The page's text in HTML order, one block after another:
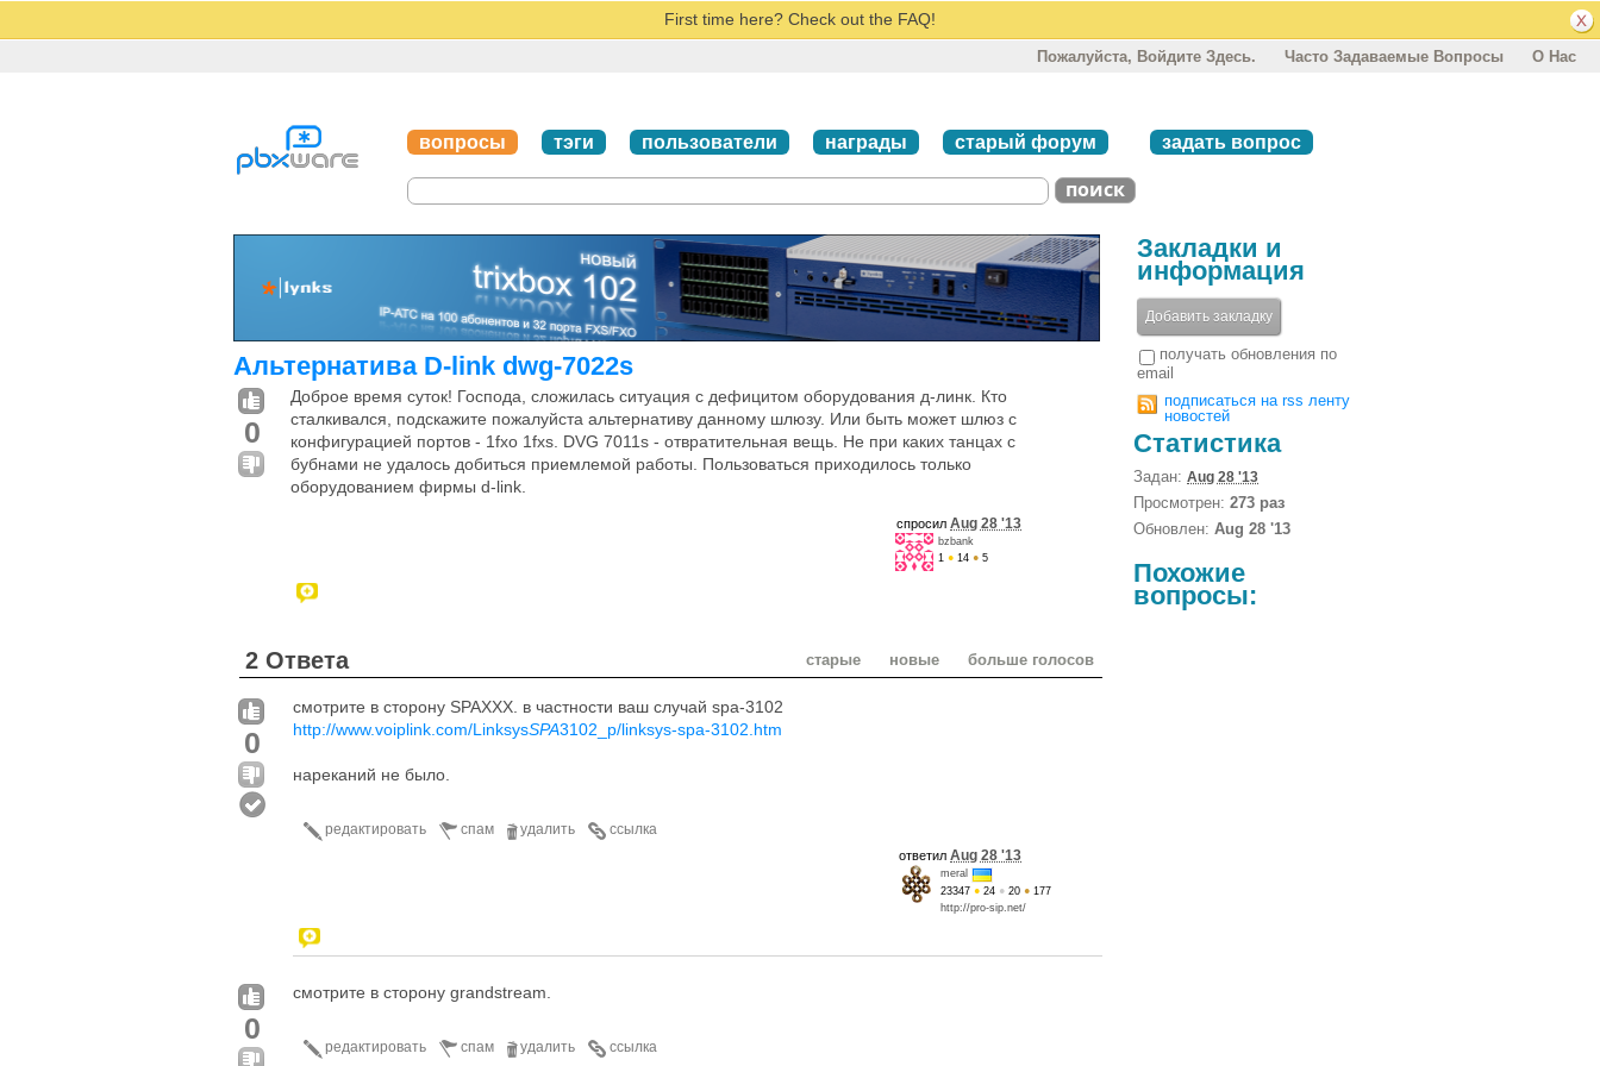
First time here? Check out the FAQ!
Пожалуйста, Войдите Здесь. Часто Задаваемые Вопросы О Нас
вопросы тэги пользователи награды старый форум задать вопрос
Альтернатива D-link dwg-7022s
0
Доброе время суток! Господа, сложилась ситуация с дефицитом оборудования д-линк. Кто
сталкивался, подскажите пожалуйста альтернативу данному шлюзу. Или быть может шлюз с
конфигурацией портов - 1fxo 1fxs. DVG 7011s - отвратительная вещь. Не при каких танцах с
бубнами не удалось добиться приемлемой работы. Пользоваться приходилось только
оборудованием фирмы d-link.
спросил Aug 28 '13
bzbank
1 ● 14 ● 5
2 Ответа старые новые больше голосов
0
смотрите в сторону SPAXXX. в частности ваш случай spa-3102
http://www.voiplink.com/LinksysSPA3102_p/linksys-spa-3102.htm
нареканий не было.
ссылка
удалить
спам
редактировать
ответил Aug 28 '13
meral
23347 ● 24 ● 20 ● 177
http://pro-sip.net/
0
смотрите в сторону grandstream.
ссылка
удалить
спам
редактировать
Закладки и
информация
Добавить закладку
получать обновления по
email
подписаться на rss ленту
новостей
Статистика
Задан: Aug 28 '13
Просмотрен: 273 раз
Обновлен: Aug 28 '13
Похожие
вопросы: